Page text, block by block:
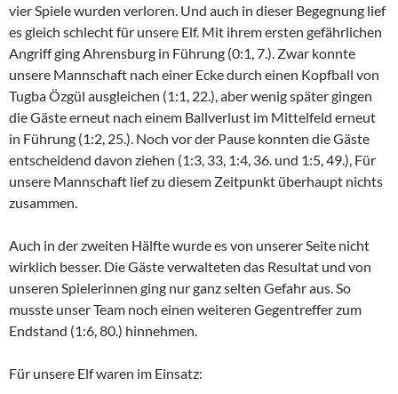
vier Spiele wurden verloren. Und auch in dieser Begegnung lief
es gleich schlecht für unsere Elf. Mit ihrem ersten gefährlichen
Angriff ging Ahrensburg in Führung (0:1, 7.). Zwar konnte
unsere Mannschaft nach einer Ecke durch einen Kopfball von
Tugba Özgül ausgleichen (1:1, 22.), aber wenig später gingen
die Gäste erneut nach einem Ballverlust im Mittelfeld erneut
in Führung (1:2, 25.). Noch vor der Pause konnten die Gäste
entscheidend davon ziehen (1:3, 33, 1:4, 36. und 1:5, 49.), Für
unsere Mannschaft lief zu diesem Zeitpunkt überhaupt nichts
zusammen.
Auch in der zweiten Hälfte wurde es von unserer Seite nicht
wirklich besser. Die Gäste verwalteten das Resultat und von
unseren Spielerinnen ging nur ganz selten Gefahr aus. So
musste unser Team noch einen weiteren Gegentreffer zum
Endstand (1:6, 80.) hinnehmen.
Für unsere Elf waren im Einsatz: